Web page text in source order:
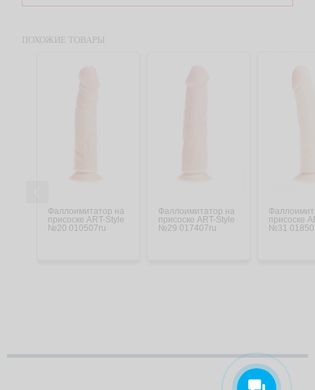
ПОХОЖИЕ ТОВАРЫ
Фаллоимитатор на
присоске ART-Style
№20 010507ru
Фаллоимитатор на
присоске ART-Style
№29 017407ru
присоске
№31